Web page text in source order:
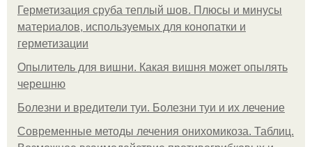
Герметизация сруба теплый шов. Плюсы и минусы
материалов, используемых для конопатки и
герметизации
Опылитель для вишни. Какая вишня может опылять
черешню
Болезни и вредители туи. Болезни туи и их лечение
Современные методы лечения онихомикоза. Таблиц.